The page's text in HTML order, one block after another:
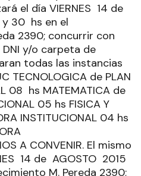
el día VIERNES 14 de
y 30 hs en el
2390; concurrir con
y/o carpeta de
todas las instancias
TECNOLOGICA de PLAN
08 hs MATEMATICA de
05 hs FISICA Y
INSTITUCIONAL 04 hs
A CONVENIR. El mismo
14 de AGOSTO 2015
M. Pereda 2390;